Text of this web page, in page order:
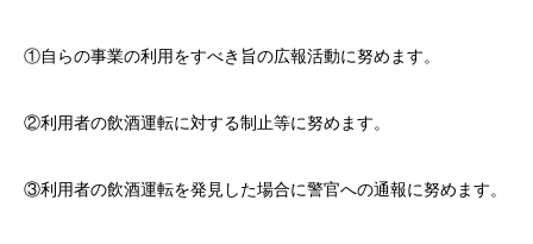
①自らの事業の利用をすべき旨の広報活動に努めます。
②利用者の飲酒運転に対する制止等に努めます。
③利用者の飲酒運転を発見した場合に警官への通報に努めます。